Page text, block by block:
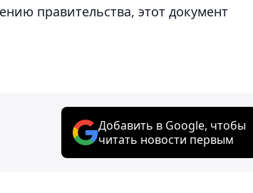
правительства, этот документ
Добавить в Google, чтобы
читать новости первым